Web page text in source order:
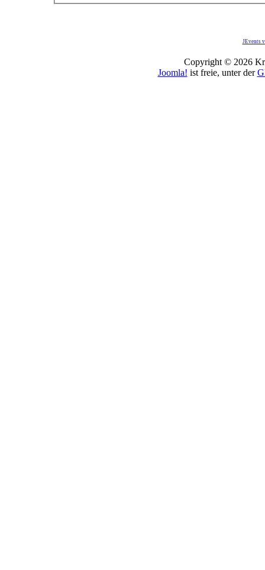
JEvents
Copyright © 2026
Joomla! ist freie, unter der